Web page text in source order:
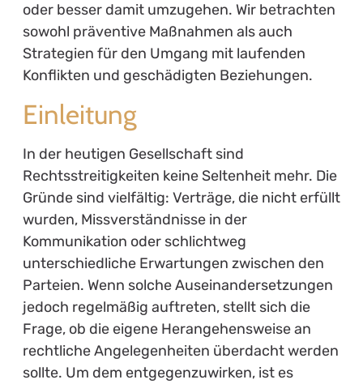
oder besser damit umzugehen. Wir betrachten
sowohl präventive Maßnahmen als auch
Strategien für den Umgang mit laufenden
Konflikten und geschädigten Beziehungen.
Einleitung
In der heutigen Gesellschaft sind
Rechtsstreitigkeiten keine Seltenheit mehr. Die
Gründe sind vielfältig: Verträge, die nicht erfüllt
wurden, Missverständnisse in der
Kommunikation oder schlichtweg
unterschiedliche Erwartungen zwischen den
Parteien. Wenn solche Auseinandersetzungen
jedoch regelmäßig auftreten, stellt sich die
Frage, ob die eigene Herangehensweise an
rechtliche Angelegenheiten überdacht werden
sollte. Um dem entgegenzuwirken, ist es